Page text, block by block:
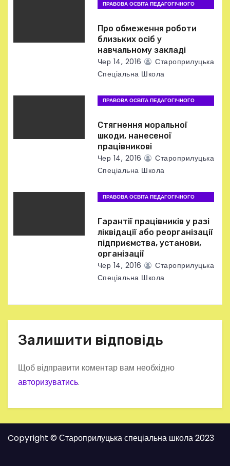
п
ПРАВОВА ОСВІТА ПЕДАГОГІЧНОГО
Про обмеження роботи
близьких осіб у
навчальному закладі
Чер 14, 2016
Староприлуцька
Спеціальна Школа
ПРАВОВА ОСВІТА ПЕДАГОГІЧНОГО
Стягнення моральної
шкоди, нанесеної
працівникові
Чер 14, 2016
Староприлуцька
Спеціальна Школа
ПРАВОВА ОСВІТА ПЕДАГОГІЧНОГО
Гарантії працівників у разі
ліквідації або реорганізації
підприємства, установи,
організації
Чер 14, 2016
Староприлуцька
Спеціальна Школа
Залишити відповідь
Щоб відправити коментар вам необхідно
авторизуватись.
Copyright © Староприлуцька спеціальна школа 2023